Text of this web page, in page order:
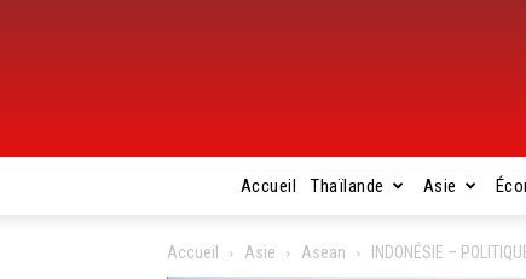
Accueil Thaïlande Asie
Accueil Asie Asean INDONÉSIE –